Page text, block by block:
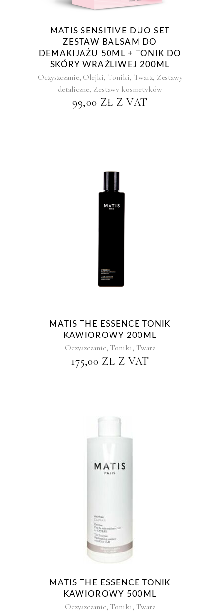
MATIS SENSITIVE DUO SET
ZESTAW BALSAM DO
DEMAKIJAŻU 50ML + TONIK DO
SKÓRY WRAŻLIWEJ 200ML
Oczyszczanie, Olejki, Toniki, Twarz, Zestawy
detaliczne, Zestawy kosmetyków
99,00 ZŁ Z VAT
MATIS THE ESSENCE TONIK
KAWIOROWY 200ML
Oczyszczanie, Toniki, Twarz
175,00 ZŁ Z VAT
MATIS THE ESSENCE TONIK
KAWIOROWY 500ML
Oczyszczanie, Toniki, Twarz